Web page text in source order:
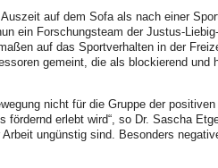
auf dem Sofa als nach einer
ein Forschungsteam der Justus-
auf das Sportverhalten in der
gemeint, die als blockierend und
nicht für die Gruppe der
erlebt wird“, so Dr. Sascha
ungünstig sind. Besonders